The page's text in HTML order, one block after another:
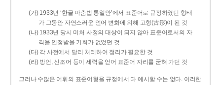
(가) 1933년 ‘한글 마춤법 통일안’에서 표준어로 규정하였던 형태
가 그동안 자연스러운 언어 변화에 의해 고형(古形)이 된 것
(나) 1933년 당시 미처 사정의 대상이 되지 않아 표준어로서의 자
격을 인정받을 기회가 없었던 것
(다) 각 사전에서 달리 처리하여 정리가 필요한 것
(라) 방언, 신조어 등이 세력을 얻어 표준어 자리를 굳혀 가던 것
그러나 수많은 어휘의 표준어형을 규정에서 다 예시할 수는 없다. 이러한